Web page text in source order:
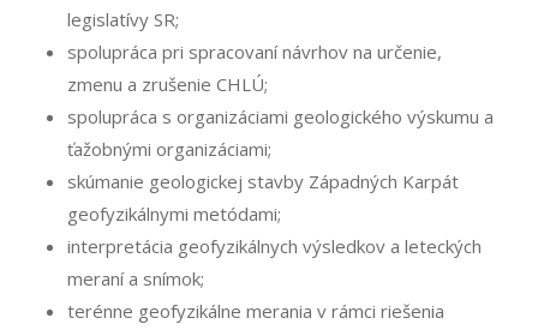
legislatívy SR;
spolupráca pri spracovaní návrhov na určenie,
zmenu a zrušenie CHLÚ;
spolupráca s organizáciami geologického výskumu a
ťažobnými organizáciami;
skúmanie geologickej stavby Západných Karpát
geofyzikálnymi metódami;
interpretácia geofyzikálnych výsledkov a leteckých
meraní a snímok;
terénne geofyzikálne merania v rámci riešenia